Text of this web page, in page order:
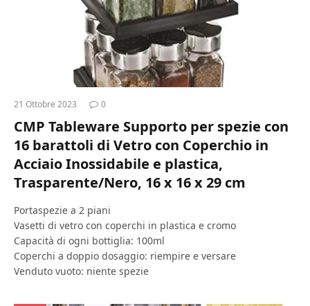
21 Ottobre 2023 0
CMP Tableware Supporto per spezie con
16 barattoli di Vetro con Coperchio in
Acciaio Inossidabile e plastica,
Trasparente/Nero, 16 x 16 x 29 cm
Portaspezie a 2 piani
Vasetti di vetro con coperchi in plastica e cromo
Capacità di ogni bottiglia: 100ml
Coperchi a doppio dosaggio: riempire e versare
Venduto vuoto: niente spezie